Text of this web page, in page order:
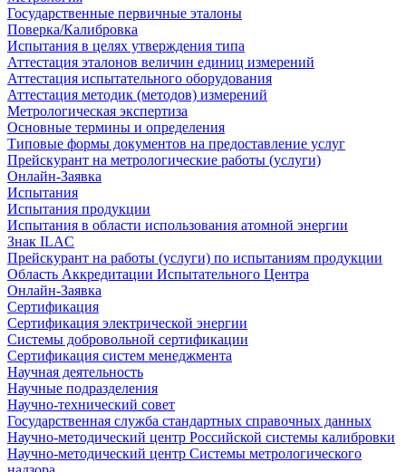
Государственные первичные эталоны
Поверка/Калибровка
Испытания в целях утверждения типа
Аттестация эталонов величин единиц измерений
Аттестация испытательного оборудования
Аттестация методик (методов) измерений
Метрологическая экспертиза
Основные термины и определения
Типовые формы документов на предоставление услуг
Прейскурант на метрологические работы (услуги)
Онлайн-Заявка
Испытания
Испытания продукции
Испытания в области использования атомной энергии
Знак ILAC
Прейскурант на работы (услуги) по испытаниям продукции
Область Аккредитации Испытательного Центра
Онлайн-Заявка
Сертификация
Сертификация электрической энергии
Системы добровольной сертификации
Сертификация систем менеджмента
Научная деятельность
Научные подразделения
Научно-технический совет
Государственная служба стандартных справочных данных
Научно-методический центр Российской системы калибровки
Научно-методический центр Системы метрологического